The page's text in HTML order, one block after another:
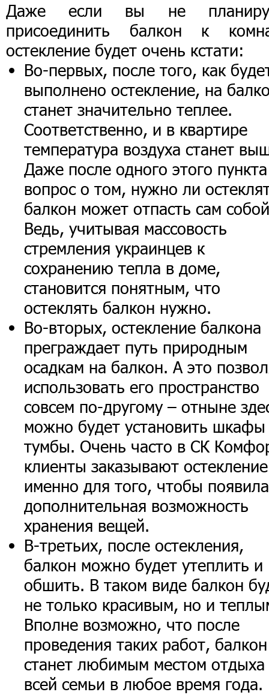
Даже если вы не
присоединить балкон к
остекление будет очень кстати:
Во-первых, после того, как
выполнено остекление, на
станет значительно теплее.
Соответственно, и в квартире
температура воздуха станет
Даже после одного этого пункта
вопрос о том, нужно ли
балкон может отпасть сам
Ведь, учитывая массовость
стремления украинцев к
сохранению тепла в доме,
становится понятным, что
остеклять балкон нужно.
Во-вторых, остекление балкона
преграждает путь природным
осадкам на балкон. А это
использовать его пространство
совсем по-другому – отныне
можно будет установить
тумбы. Очень часто в СК
клиенты заказывают остекление
именно для того, чтобы
дополнительная возможность
хранения вещей.
В-третьих, после остекления,
балкон можно будет утеплить и
обшить. В таком виде балкон
не только красивым, но и
Вполне возможно, что после
проведения таких работ, балкон
станет любимым местом отдыха
всей семьи в любое время года.